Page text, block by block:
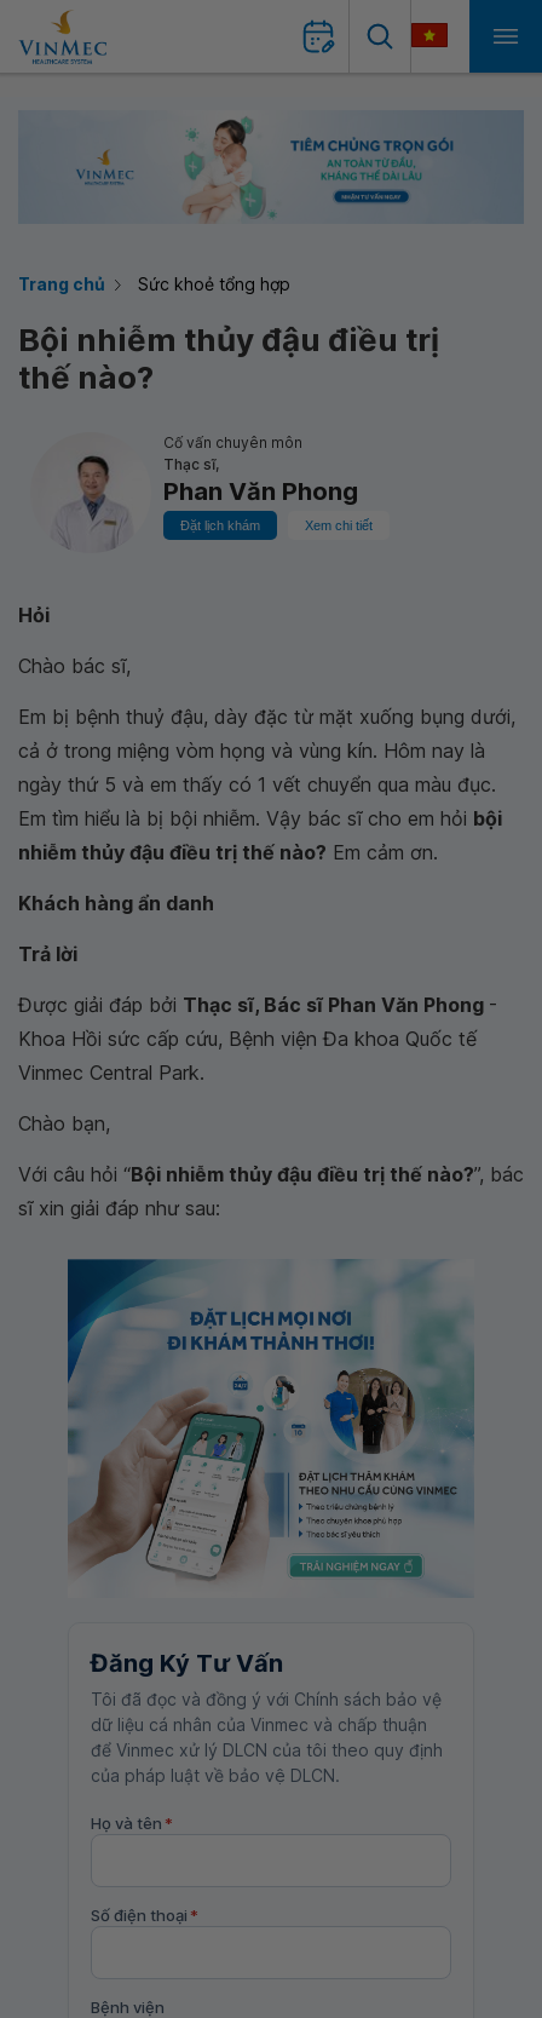
Trang chủ Sức khoẻ tổng hợp
Bội nhiễm thủy đậu điều trị
thế nào?
Cố vấn chuyên môn
Thạc sĩ,
Phan Văn Phong
Đặt lịch khám Xem chi tiết
Hỏi
Chào bác sĩ,
Em bị bệnh thuỷ đậu, dày đặc từ mặt xuống bụng dưới,
cả ở trong miệng vòm họng và vùng kín. Hôm nay là
ngày thứ 5 và em thấy có 1 vết chuyển qua màu đục.
Em tìm hiểu là bị bội nhiễm. Vậy bác sĩ cho em hỏi bội
nhiễm thủy đậu điều trị thế nào? Em cảm ơn.
Khách hàng ẩn danh
Trả lời
Được giải đáp bởi Thạc sĩ, Bác sĩ Phan Văn Phong -
Khoa Hồi sức cấp cứu, Bệnh viện Đa khoa Quốc tế
Vinmec Central Park.
Chào bạn,
Với câu hỏi “Bội nhiễm thủy đậu điều trị thế nào?”, bác
sĩ xin giải đáp như sau:
Đăng Ký Tư Vấn
Tôi đã đọc và đồng ý với Chính sách bảo vệ
dữ liệu cá nhân của Vinmec và chấp thuận
để Vinmec xử lý DLCN của tôi theo quy định
của pháp luật về bảo vệ DLCN.
Họ và tên *
Số điện thoại *
Bệnh viện